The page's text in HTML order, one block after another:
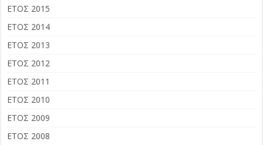
ΕΤΟΣ 2015
ΕΤΟΣ 2014
ΕΤΟΣ 2013
ΕΤΟΣ 2012
ΕΤΟΣ 2011
ΕΤΟΣ 2010
ΕΤΟΣ 2009
ΕΤΟΣ 2008